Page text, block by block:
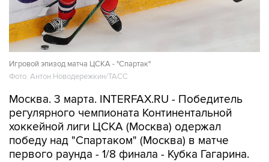
Игровой эпизод матча ЦСКА - "Спартак"
Фото: Антон Новодережкин/ТАСС
Москва. 3 марта. INTERFAX.RU - Победитель
регулярного чемпионата Континентальной
хоккейной лиги ЦСКА (Москва) одержал
победу над "Спартаком" (Москва) в матче
первого раунда - 1/8 финала - Кубка Гагарина.